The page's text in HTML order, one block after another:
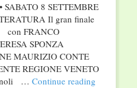
SABATO 8 SETTEMBRE
Il gran finale
con FRANCO
SPONZA
MAURIZIO CONTE
REGIONE VENETO
… Continue reading